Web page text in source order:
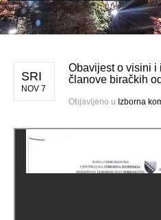
SRI
NOV 7
Obavijest o visini i
članove biračkih
Objavljeno u Izborna